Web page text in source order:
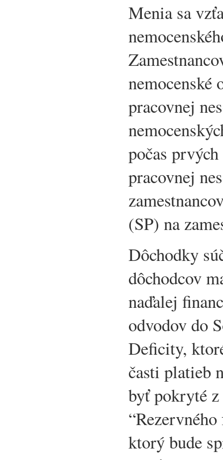
Menia sa
nemocenské
pracovnej
počas
pracovnej
(SP) na
Dôchodky
dôchodcov
naďalej
odvodov do
Deficity,
časti platieb
byť pokryté
ktorý bude